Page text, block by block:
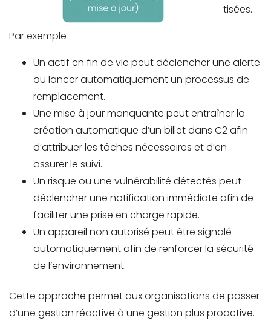
tisées.
Par exemple :
Un actif en fin de vie peut déclencher une alerte
ou lancer automatiquement un processus de
remplacement.
Une mise à jour manquante peut entraîner la
création automatique d’un billet dans C2 afin
d’attribuer les tâches nécessaires et d’en
assurer le suivi.
Un risque ou une vulnérabilité détectés peut
déclencher une notification immédiate afin de
faciliter une prise en charge rapide.
Un appareil non autorisé peut être signalé
automatiquement afin de renforcer la sécurité
de l’environnement.
Cette approche permet aux organisations de passer
d’une gestion réactive à une gestion plus proactive.